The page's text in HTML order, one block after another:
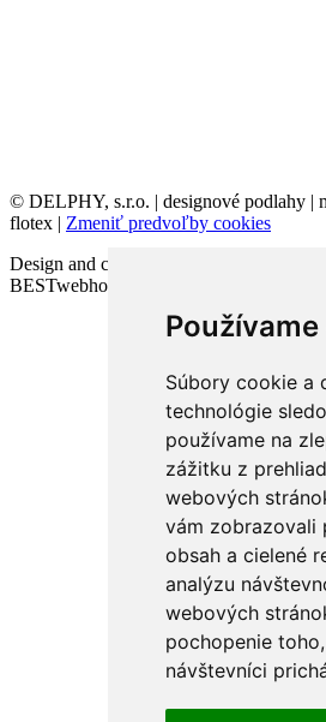
Súbory cookie a
technológie
používame na
zážitku z
webových
vám zobrazovali
obsah a cielené
analýzu
webových
pochopenie
návštevníci
© DELPHY, s.r.o. | designové podlahy |
flotex | Zmeniť predvoľby cookies
Design and code VICTORY-media.sk |
BESTwebhosting.sk | 12.11.2025